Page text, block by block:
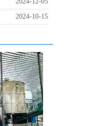
2024-10-15